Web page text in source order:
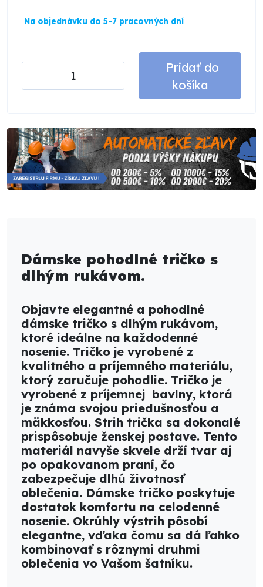
Na objednávku do 5-7 pracovných dní
Pridať do
košíka
Dámske pohodlné tričko s
dlhým rukávom.
Objavte elegantné a pohodlné
dámske tričko s dlhým rukávom,
ktoré ideálne na každodenné
nosenie. Tričko je vyrobené z
kvalitného a príjemného materiálu,
ktorý zaručuje pohodlie. Tričko je
vyrobené z príjemnej bavlny, ktorá
je známa svojou priedušnosťou a
mäkkosťou. Strih trička sa dokonalé
prispôsobuje ženskej postave. Tento
materiál navyše skvele drží tvar aj
po opakovanom praní, čo
zabezpečuje dlhú životnosť
oblečenia. Dámske tričko poskytuje
dostatok komfortu na celodenné
nosenie. Okrúhly výstrih pôsobí
elegantne, vďaka čomu sa dá ľahko
kombinovať s rôznymi druhmi
oblečenia vo Vašom šatníku.